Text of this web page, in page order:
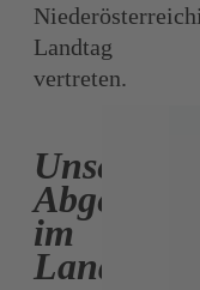
Landtag
vertreten.
Unsere
im
Landtag